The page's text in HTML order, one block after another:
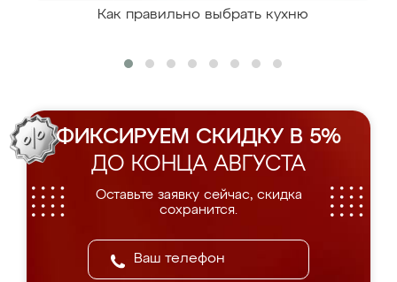
Как правильно выбрать кухню
ФИКСИРУЕМ СКИДКУ В 5%
ДО КОНЦА АВГУСТА
Оставьте заявку сейчас, скидка
сохранится.